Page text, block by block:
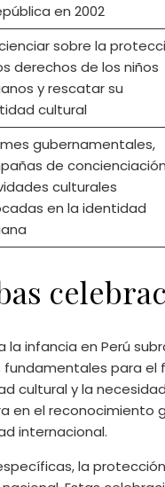
en 2002
sobre la
derechos de los niños
y rescatar su
cultural
gubernamentales,
de
culturales
en la identidad
infancia en Perú
para el
cultural y la
en el reconocimiento
internacional.​
la